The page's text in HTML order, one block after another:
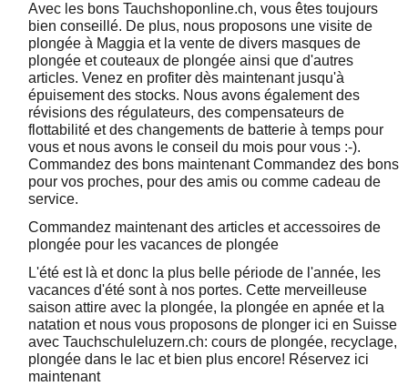
Avec les bons Tauchshoponline.ch, vous êtes toujours
bien conseillé. De plus, nous proposons une visite de
plongée à Maggia et la vente de divers masques de
plongée et couteaux de plongée ainsi que d'autres
articles. Venez en profiter dès maintenant jusqu'à
épuisement des stocks. Nous avons également des
révisions des régulateurs, des compensateurs de
flottabilité et des changements de batterie à temps pour
vous et nous avons le conseil du mois pour vous :-).
Commandez des bons maintenant Commandez des bons
pour vos proches, pour des amis ou comme cadeau de
service.
Commandez maintenant des articles et accessoires de
plongée pour les vacances de plongée
L'été est là et donc la plus belle période de l'année, les
vacances d'été sont à nos portes. Cette merveilleuse
saison attire avec la plongée, la plongée en apnée et la
natation et nous vous proposons de plonger ici en Suisse
avec Tauchschuleluzern.ch: cours de plongée, recyclage,
plongée dans le lac et bien plus encore! Réservez ici
maintenant